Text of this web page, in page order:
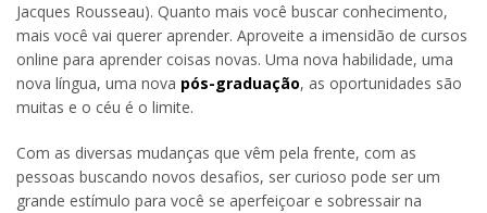
Jacques Rousseau). Quanto mais você buscar conhecimento,
mais você vai querer aprender. Aproveite a imensidão de cursos
online para aprender coisas novas. Uma nova habilidade, uma
nova língua, uma nova pós-graduação, as oportunidades são
muitas e o céu é o limite.
Com as diversas mudanças que vêm pela frente, com as
pessoas buscando novos desafios, ser curioso pode ser um
grande estímulo para você se aperfeiçoar e sobressair na